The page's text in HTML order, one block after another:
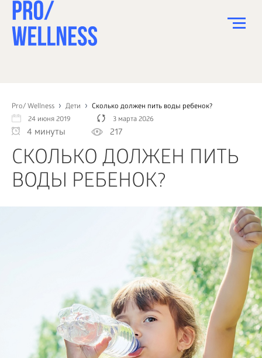
Pro/ Wellness Дети
Сколько должен пить воды ребенок?
24 июня 2019
3 марта 2026
4 минуты 217
СКОЛЬКО ДОЛЖЕН ПИТЬ
ВОДЫ РЕБЕНОК?
СПОРТ
ЗДОРОВЬЕ
КРАСОТА
ПСИХОЛОГИЯ